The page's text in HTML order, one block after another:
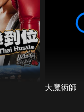
大魔術師